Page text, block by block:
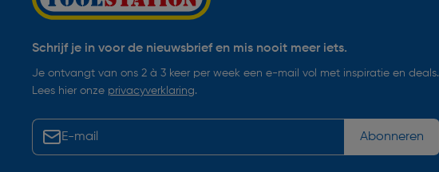
Schrijf je in voor de nieuwsbrief en mis nooit meer iets.
Je ontvangt van ons 2 à 3 keer per week een e-mail vol met inspiratie en deals.
Lees hier onze privacyverklaring.
Abonneren